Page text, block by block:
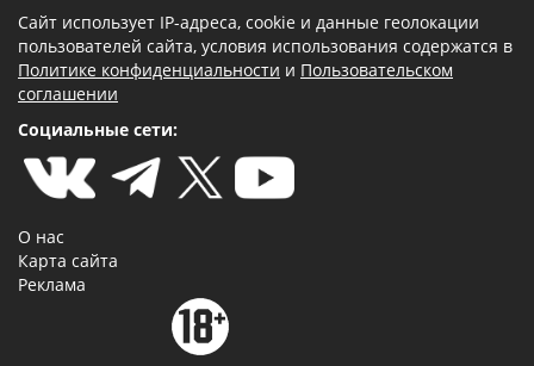
Сайт использует IP-адреса, cookie и данные геолокации
пользователей сайта, условия использования содержатся в
Политике конфиденциальности и Пользовательском
соглашении
Социальные сети:
О нас
Карта сайта
Реклама